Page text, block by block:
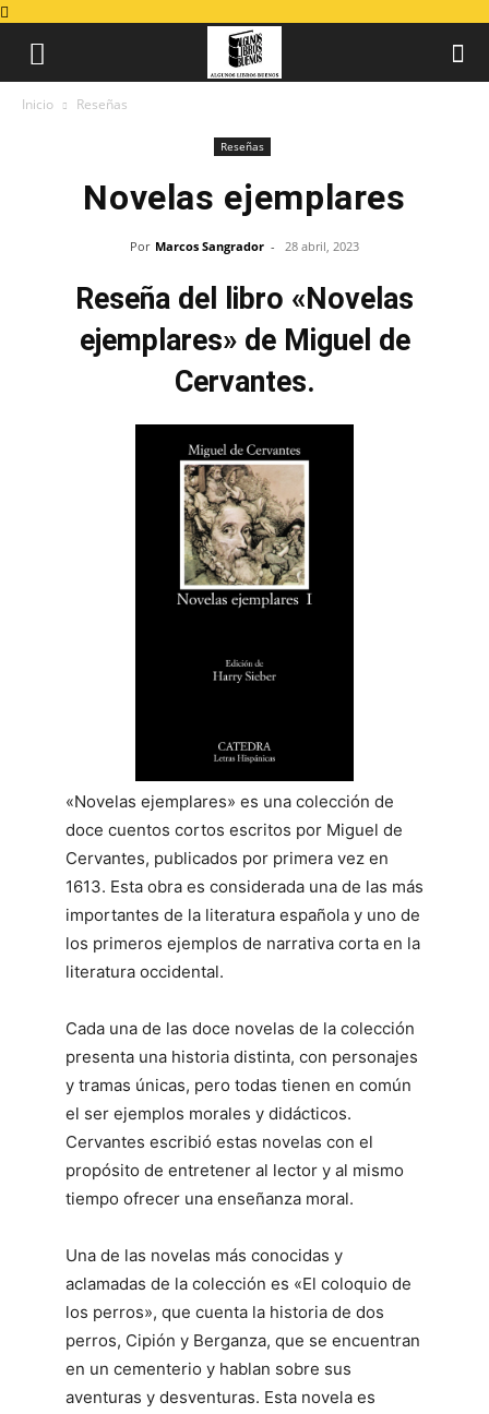
Inicio Reseñas
Reseñas
Novelas ejemplares
Por Marcos Sangrador - 28 abril, 2023
Reseña del libro «Novelas
ejemplares» de Miguel de
Cervantes.
«Novelas ejemplares» es una colección de
doce cuentos cortos escritos por Miguel de
Cervantes, publicados por primera vez en
1613. Esta obra es considerada una de las más
importantes de la literatura española y uno de
los primeros ejemplos de narrativa corta en la
literatura occidental.
Cada una de las doce novelas de la colección
presenta una historia distinta, con personajes
y tramas únicas, pero todas tienen en común
el ser ejemplos morales y didácticos.
Cervantes escribió estas novelas con el
propósito de entretener al lector y al mismo
tiempo ofrecer una enseñanza moral.
Una de las novelas más conocidas y
aclamadas de la colección es «El coloquio de
los perros», que cuenta la historia de dos
perros, Cipión y Berganza, que se encuentran
en un cementerio y hablan sobre sus
aventuras y desventuras. Esta novela es